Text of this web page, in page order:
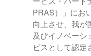
PRAS）」にお
向上させ、我が
及びイノベーシ
ビスとして認定